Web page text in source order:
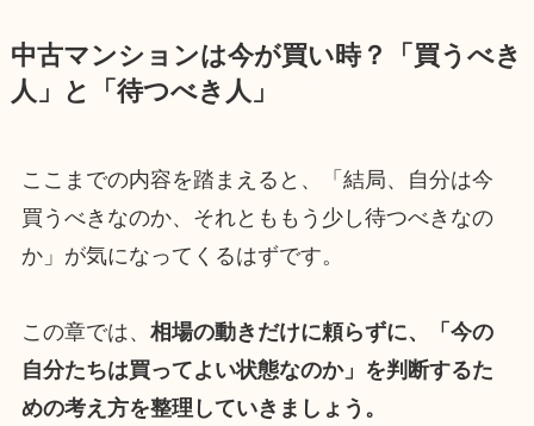
中古マンションは今が買い時？「買うべき
人」と「待つべき人」
ここまでの内容を踏まえると、「結局、自分は今
買うべきなのか、それとももう少し待つべきなの
か」が気になってくるはずです。
この章では、 相場の動きだけに頼らずに、「今の
自分たちは買ってよい状態なのか」を判断するた
めの考え方を整理していきましょう。